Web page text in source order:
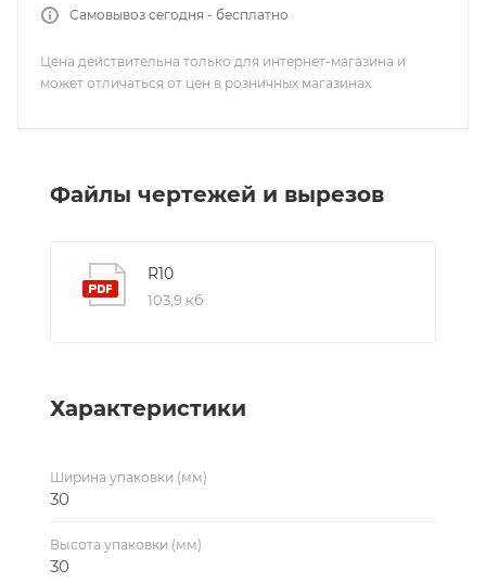
Самовывоз сегодня - бесплатно
Цена действительна только для интернет-магазина и
может отличаться от цен в розничных магазинах
Файлы чертежей и вырезов
R10
103,9 кб
Характеристики
Ширина упаковки (мм)
30
Высота упаковки (мм)
30